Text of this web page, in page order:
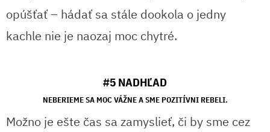
opúšťať – hádať sa stále dookola o jedny
kachle nie je naozaj moc chytré.
#5 NADHĽAD
NEBERIEME SA MOC VÁŽNE A SME POZITÍVNI REBELI.
Možno je ešte čas sa zamyslieť, či by sme cez